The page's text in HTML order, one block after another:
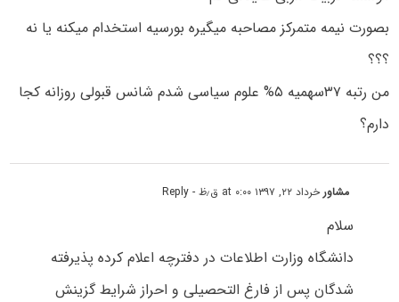
بصورت نیمه متمرکز مصاحبه میگیره بورسیه استخدام میکنه یا نه
؟؟؟
من رتبه ۳۷سهمیه ۵% علوم سیاسی شدم شانس قبولی روزانه کجا
دارم؟
مشاور خرداد ۲۲, ۱۳۹۷ at ۰:۰۰ ق٫ظ - Reply
سلام
دانشگاه وزارت اطلاعات در دفترچه اعلام کرده پذیرفته
شدگان پس از فارغ التحصیلی و احراز شرایط گزینش